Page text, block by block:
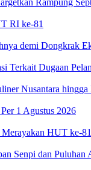
Rampung
RI ke-81
demi Dongkrak
Terkait Dugaan
Nusantara hingga
1 Agustus 2026
Merayakan HUT ke-
Senpi dan Puluhan